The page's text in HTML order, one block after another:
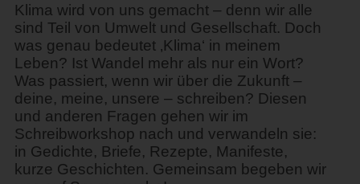
Klima wird von uns gemacht – denn wir alle
sind Teil von Umwelt und Gesellschaft. Doch
was genau bedeutet ‚Klima‘ in meinem
Leben? Ist Wandel mehr als nur ein Wort?
Was passiert, wenn wir über die Zukunft –
deine, meine, unsere – schreiben? Diesen
und anderen Fragen gehen wir im
Schreibworkshop nach und verwandeln sie:
in Gedichte, Briefe, Rezepte, Manifeste,
kurze Geschichten. Gemeinsam begeben wir